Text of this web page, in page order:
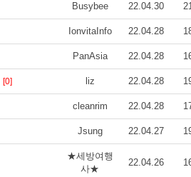
Busybee 22.04.30
IonvitaInfo 22.04.28
PanAsia 22.04.28
[0] liz 22.04.28
cleanrim 22.04.28
Jsung 22.04.27
★세방여행
사★
22.04.26